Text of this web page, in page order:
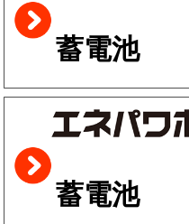
蓄電池
蓄電池